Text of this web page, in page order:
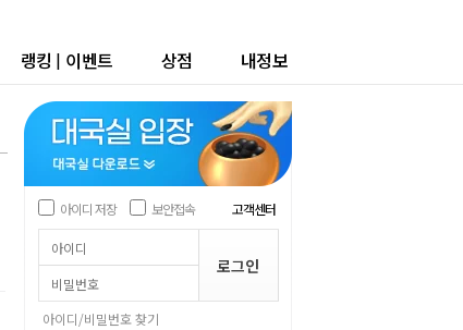
랭킹 | 이벤트 상점 내정보
아이디 저장 보안접속 고객센터
아이디/비밀번호 찾기